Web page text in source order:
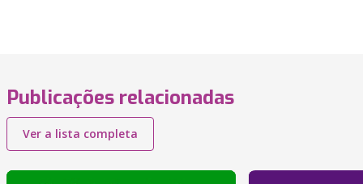
Publicações relacionadas
Ver a lista completa